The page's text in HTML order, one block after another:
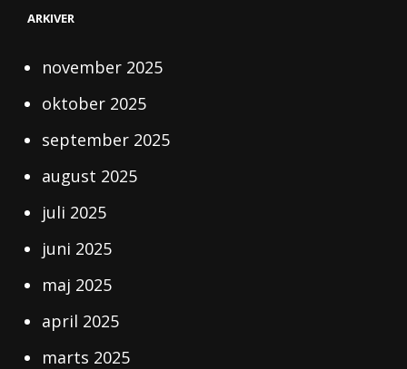
ARKIVER
november 2025
oktober 2025
september 2025
august 2025
juli 2025
juni 2025
maj 2025
april 2025
marts 2025